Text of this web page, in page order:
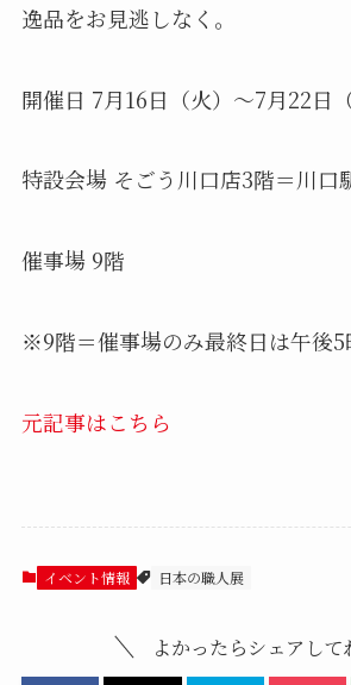
逸品をお見逃しなく。
開催日 7月16日（火）～7月22日（
特設会場 そごう川口店3階＝川口
催事場 9階
※9階＝催事場のみ最終日は午後5
元記事はこちら
イベント情報 日本の職人展
よかったらシェアして